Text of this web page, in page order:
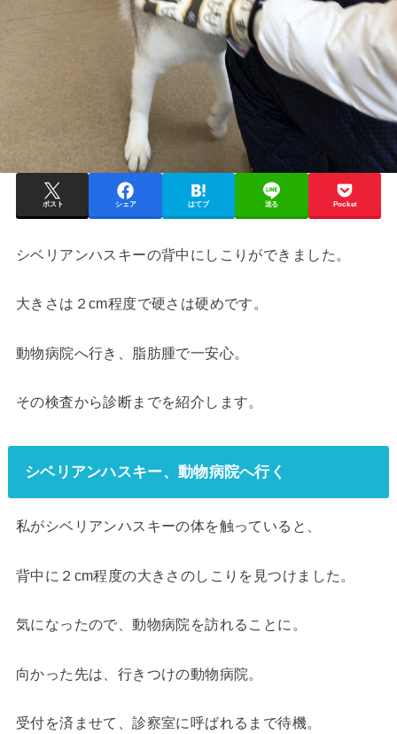
ポスト シェア はてブ 送る Pocket
シベリアンハスキーの背中にしこりができました。
大きさは２cm程度で硬さは硬めです。
動物病院へ行き、脂肪腫で一安心。
その検査から診断までを紹介します。
シベリアンハスキー、動物病院へ行く
私がシベリアンハスキーの体を触っていると、
背中に２cm程度の大きさのしこりを見つけました。
気になったので、動物病院を訪れることに。
向かった先は、行きつけの動物病院。
受付を済ませて、診察室に呼ばれるまで待機。